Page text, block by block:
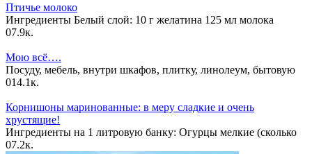
Птичье молоко
Ингредиенты Белый слой: 10 г желатина 125 мл молока
07.9к.
Мою всё….
Посуду, мебель, внутри шкафов, плитку, линолеум, бытовую
014.1к.
Корнишоны маринованные: в меру сладкие и очень
хрустящие!
Ингредиенты на 1 литровую банку: Огурцы мелкие (сколько
07.2к.